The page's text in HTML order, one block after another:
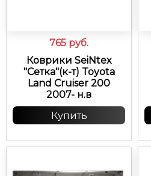
765 руб.
Коврики SeiNtex
"Сетка"(к-т) Toyota
Land Cruiser 200
2007- н.в
Купить